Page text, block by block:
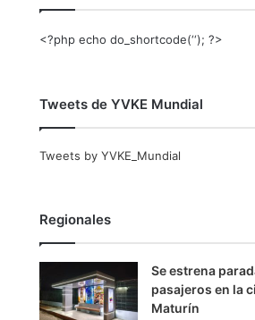
<?php echo do_shortcode(‘‘); ?>
Tweets de YVKE Mundial
Tweets by YVKE_Mundial
Regionales
Se estrena
pasajeros en la
Maturín